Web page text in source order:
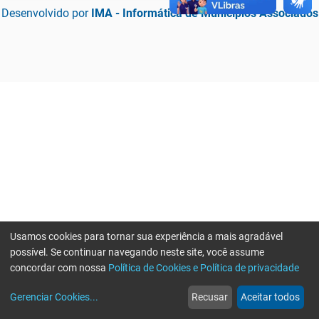
Desenvolvido por IMA - Informática de Municípios Associados
web
Notícias
more_horiz
Mais
Usamos cookies para tornar sua experiência a mais agradável
possível. Se continuar navegando neste site, você assume
concordar com nossa Política de Cookies e Política de privacidade
Gerenciar Cookies... Recusar Aceitar todos
Erro ao enviar informações, por favor tente novamente